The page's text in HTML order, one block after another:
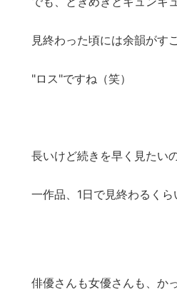
見終わった頃には余韻がす
"ロス"ですね（笑）
長いけど続きを早く見たいの
一作品、1日で見終わるくら
俳優さんも女優さんも、か